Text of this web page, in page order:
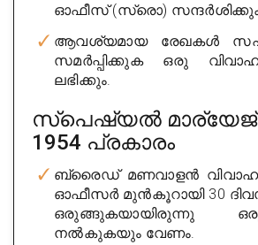
Sri Ranga
Experience : 11
Rating
Get Appointment
ഓഫീസ് (സ്രൊ)
ആവശ്യമായ രേഖകൾ
സമർപ്പിക്കുക ഒരു വിവാഹ
ലഭിക്കും.
സ്പെഷ്യൽ
1954 പ്രകാരം
ബ്രൈഡ് മണവാളൻ
ഓഫീസർ മുൻകൂറായി 30
ഒരുങ്ങുകയായിരുന്നു
നൽകുകയും വേണം.